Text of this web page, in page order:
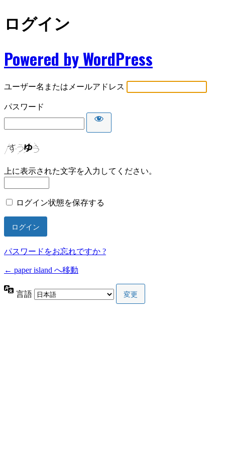
ログイン
Powered by WordPress
ユーザー名またはメールアドレス
パスワード
上に表示された文字を入力してください。
ログイン状態を保存する
パスワードをお忘れですか ?
← paper island へ移動
言語